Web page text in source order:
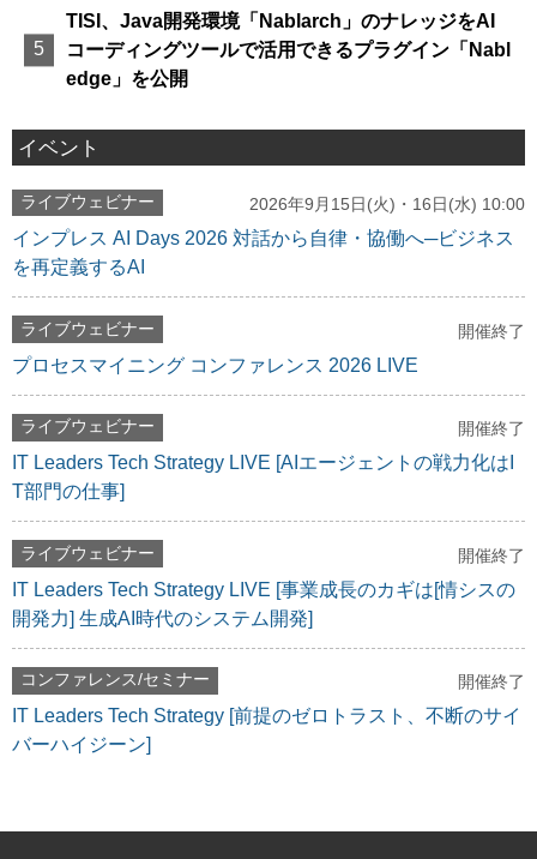
TISI、Java開発環境「Nablarch」のナレッジをAI
コーディングツールで活用できるプラグイン「Nabl
edge」を公開
イベント
ライブウェビナー 2026年9月15日(火)・16日(水) 10:00
インプレス AI Days 2026 対話から自律・協働へ─ビジネス
を再定義するAI
ライブウェビナー 開催終了
プロセスマイニング コンファレンス 2026 LIVE
ライブウェビナー 開催終了
IT Leaders Tech Strategy LIVE [AIエージェントの戦力化はI
T部門の仕事]
ライブウェビナー 開催終了
IT Leaders Tech Strategy LIVE [事業成長のカギは[情シスの
開発力] 生成AI時代のシステム開発]
コンファレンス/セミナー 開催終了
IT Leaders Tech Strategy [前提のゼロトラスト、不断のサイ
バーハイジーン]